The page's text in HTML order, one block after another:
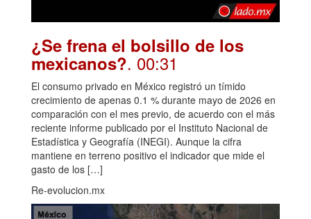
¿Se frena el bolsillo de los
mexicanos?. 00:31
El consumo privado en México registró un tímido
crecimiento de apenas 0.1 % durante mayo de 2026 en
comparación con el mes previo, de acuerdo con el más
reciente informe publicado por el Instituto Nacional de
Estadística y Geografía (INEGI). Aunque la cifra
mantiene en terreno positivo el indicador que mide el
gasto de los […]
Re-evolucion.mx